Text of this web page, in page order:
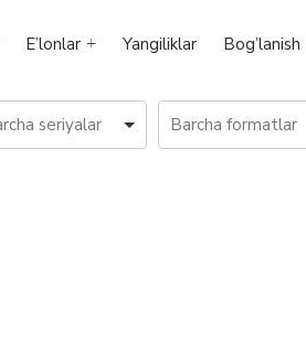
E’lonlar Yangiliklar Bog’lanish